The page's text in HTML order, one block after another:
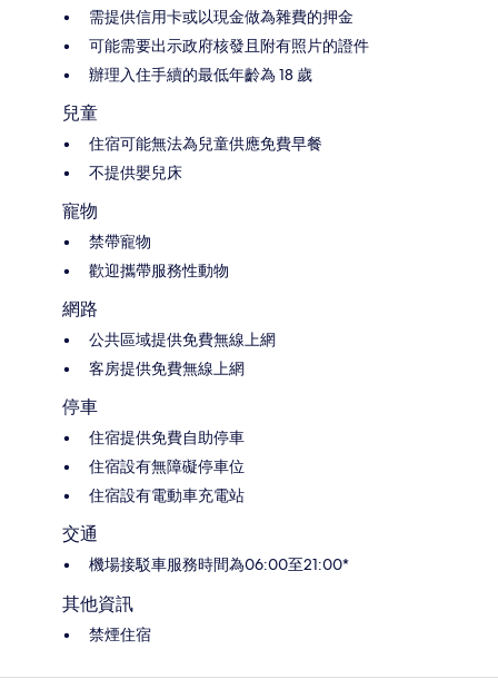
需提供信用卡或以現金做為雜費的押金
可能需要出示政府核發且附有照片的證件
辦理入住手續的最低年齡為 18 歲
兒童
住宿可能無法為兒童供應免費早餐
不提供嬰兒床
寵物
禁帶寵物
歡迎攜帶服務性動物
網路
公共區域提供免費無線上網
客房提供免費無線上網
停車
住宿提供免費自助停車
住宿設有無障礙停車位
住宿設有電動車充電站
交通
機場接駁車服務時間為06:00至21:00*
其他資訊
禁煙住宿